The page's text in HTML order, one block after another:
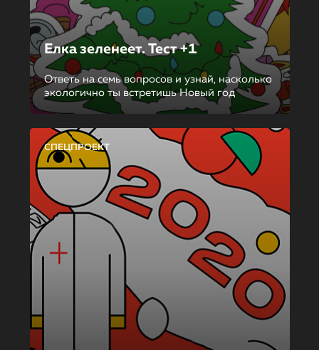
Елка зеленеет. Тест +1
Ответь на семь вопросов и узнай, насколько
экологично ты встретишь Новый год
СПЕЦПРОЕКТ